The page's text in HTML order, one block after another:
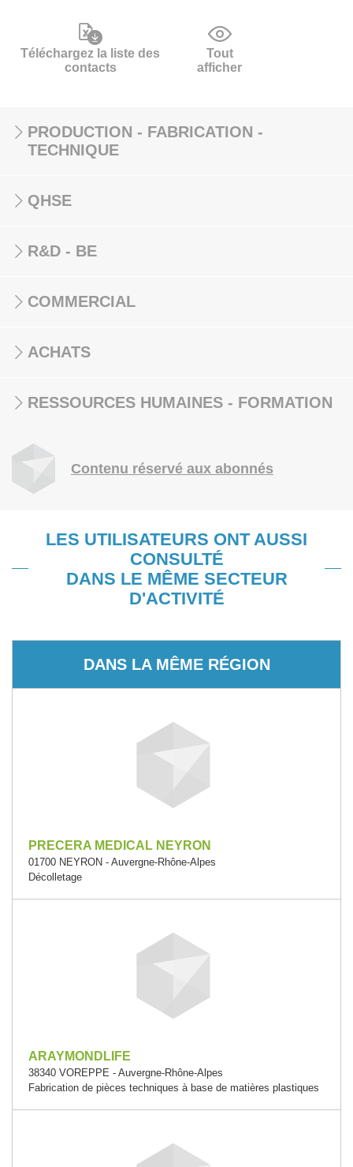
Téléchargez la liste des
contacts
Tout
afficher
PRODUCTION - FABRICATION -
TECHNIQUE
QHSE
R&D - BE
COMMERCIAL
ACHATS
RESSOURCES HUMAINES - FORMATION
Contenu réservé aux abonnés
LES UTILISATEURS ONT AUSSI
CONSULTÉ
DANS LE MÊME SECTEUR
D'ACTIVITÉ
DANS LA MÊME RÉGION
PRECERA MEDICAL NEYRON
01700 NEYRON - Auvergne-Rhône-Alpes
Décolletage
ARAYMONDLIFE
38340 VOREPPE - Auvergne-Rhône-Alpes
Fabrication de pièces techniques à base de matières plastiques